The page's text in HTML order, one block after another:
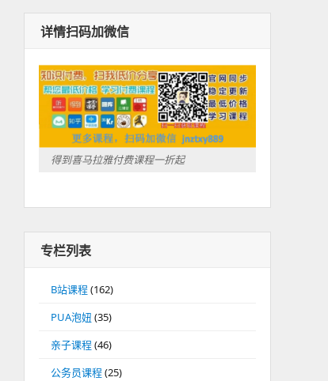
详情扫码加微信
得到喜马拉雅付费课程一折起
专栏列表
B站课程(162)
PUA泡妞 (35)
亲子课程(46)
公务员课程(25)